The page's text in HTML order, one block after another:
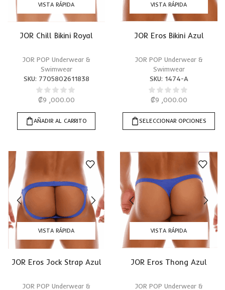
VISTA RÁPIDA
JOR Chill Bikini Royal
JOR POP Underwear &
Swimwear
SKU: 7705802611838
₡9 ,000.00
AÑADIR AL CARRITO
VISTA RÁPIDA
JOR Eros Bikini Azul
JOR POP Underwear &
Swimwear
SKU: 1474-A
₡9 ,000.00
SELECCIONAR OPCIONES
VISTA RÁPIDA
JOR Eros Jock Strap Azul
JOR POP Underwear &
VISTA RÁPIDA
JOR Eros Thong Azul
JOR POP Underwear &